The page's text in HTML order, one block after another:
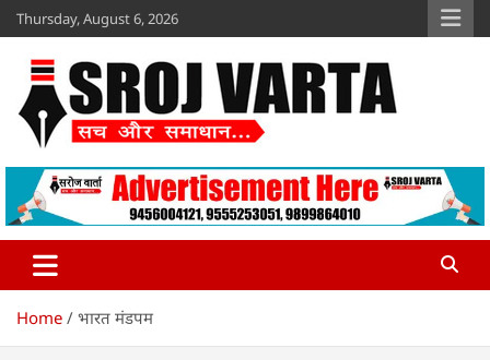
Skip
to
content
Thursday, August 6, 2026
Sroj Varta
www.srojvarta.in
Home भारत मंडपम